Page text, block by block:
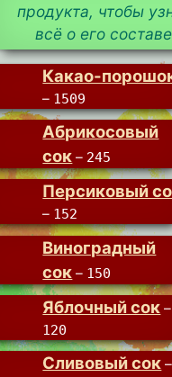
продукта, чтобы
всё о его
Какао-
– 1509
Абрикосовый
сок – 245
Персиковый
– 152
Виноградный
сок – 150
Яблочный сок –
120
Сливовый сок –